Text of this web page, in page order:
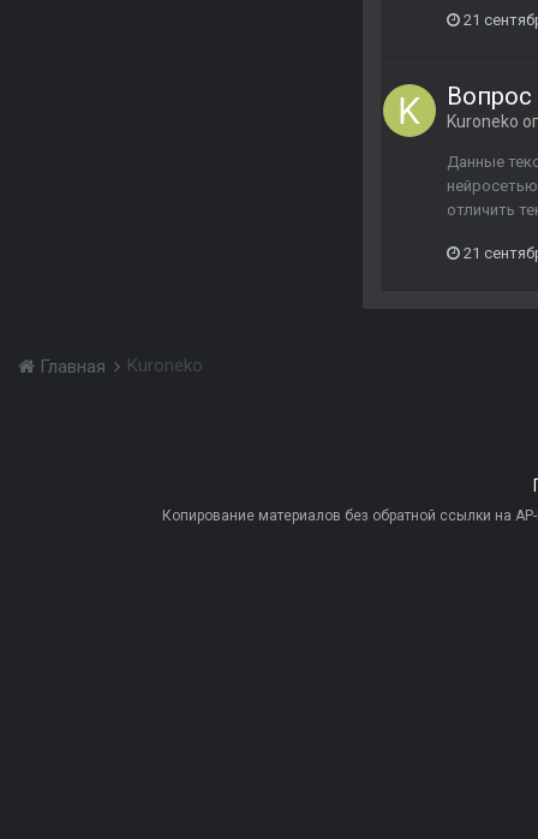
21
Вопрос
Kuroneko
Данные
отличить
21
Главная Kuroneko
Копирование материалов без обратной ссылки на